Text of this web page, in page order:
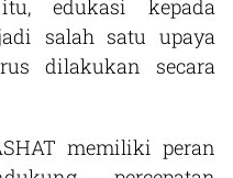
edukasi kepada
salah satu upaya
dilakukan secara
memiliki peran